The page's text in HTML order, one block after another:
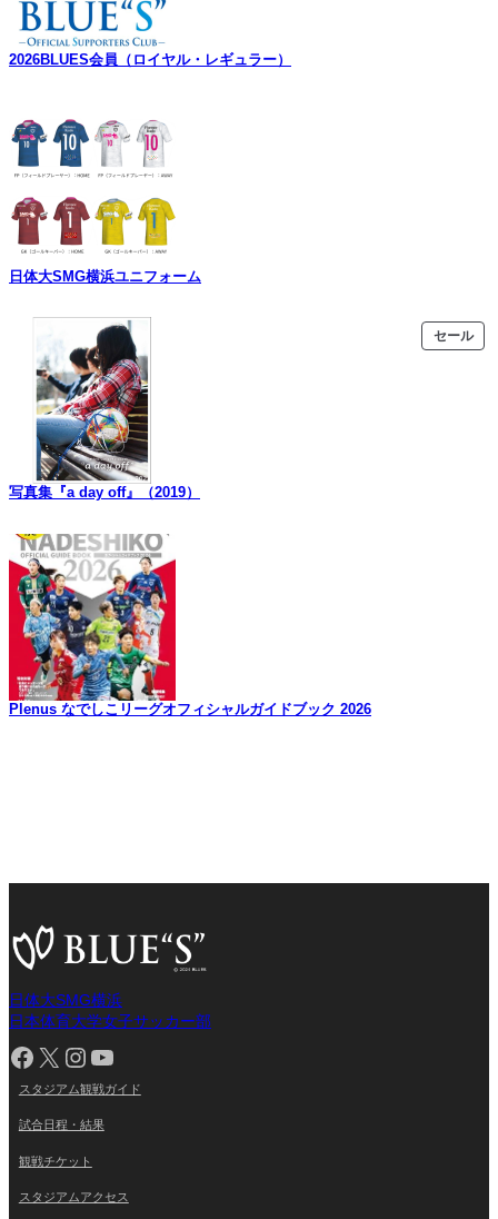
2026BLUES会員（ロイヤル・レギュラー）
日体大SMG横浜ユニフォーム
セール販
売
写真集『a day off』（2019）
Plenus なでしこリーグオフィシャルガイドブック 2026
日体大SMG横浜
日本体育大学女子サッカー部
Facebook X Instagram YouTube
スタジアム観戦ガイド
試合日程・結果
観戦チケット
スタジアムアクセス